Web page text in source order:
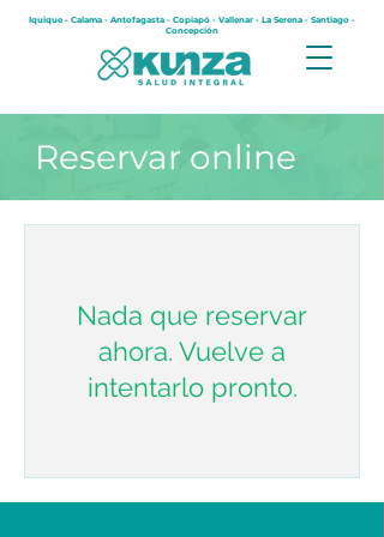
Iquique - Calama - Antofagasta - Copiapó - Vallenar - La Serena - Santiago -
Concepción
Reservar online
Nada que reservar
ahora. Vuelve a
intentarlo pronto.